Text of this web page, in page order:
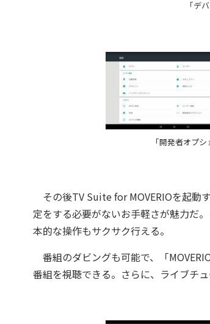
「デ
「開発者オプ
その後TV Suite for MOVERIOを起動
定をする必要がないお手軽さが魅力だ
本的な操作もサクサク行える。
番組のダビングも可能で、「
番組を視聴できる。さらに、ライブチ